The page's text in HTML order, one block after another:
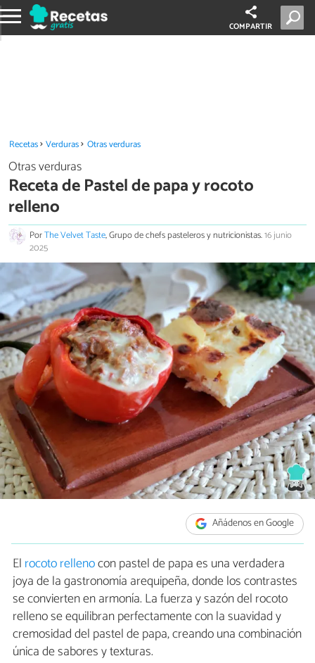
COMPARTIR
Recetas Verduras Otras verduras
Otras verduras
Receta de Pastel de papa y rocoto
relleno
PorThe Velvet Taste, Grupo de chefs pasteleros y nutricionistas.16 junio
2025
Añádenos en Google
El rocoto rellenocon pastel de papa es una verdadera
joya de la gastronomía arequipeña, donde los contrastes
se convierten en armonía. La fuerza y sazón del rocoto
relleno se equilibran perfectamente con la suavidad y
cremosidad del pastel de papa, creando una combinación
única de sabores y texturas.